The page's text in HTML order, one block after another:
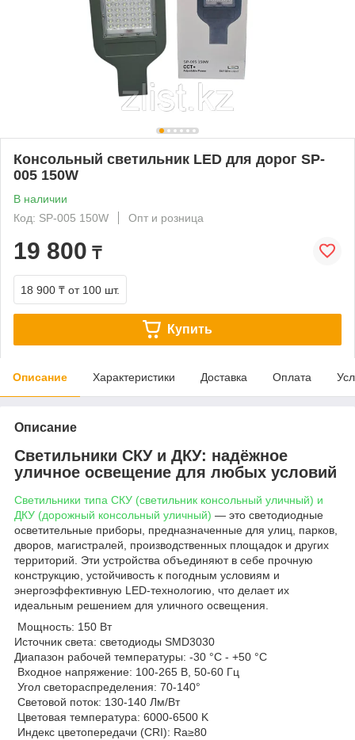
Консольный светильник LED для дорог SP-
005 150W
В наличии
Код: SP-005 150W
Опт и розница
19 800 ₸
18 900 ₸ от 100 шт.
Купить
Описание Характеристики Доставка Оплата
Описание
Светильники СКУ и ДКУ: надёжное
уличное освещение для любых условий
Светильники типа СКУ (светильник консольный уличный) и
ДКУ (дорожный консольный уличный) — это светодиодные
осветительные приборы, предназначенные для улиц, парков,
дворов, магистралей, производственных площадок и других
территорий. Эти устройства объединяют в себе прочную
конструкцию, устойчивость к погодным условиям и
энергоэффективную LED-технологию, что делает их
идеальным решением для уличного освещения.
Мощность: 150 Вт
Источник света: светодиоды SMD3030
Диапазон рабочей температуры: -30 °C - +50 °C
Входное напряжение: 100-265 В, 50-60 Гц
Угол светораспределения: 70-140°
Световой поток: 130-140 Лм/Вт
Цветовая температура: 6000-6500 K
Индекс цветопередачи (CRI): Ra≥80